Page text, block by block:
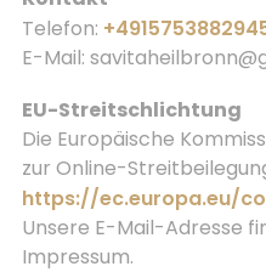
Telefon:
E-Mail:
EU-Streitschlichtung
Die Europäische
zur Online-
https://ec.europa.eu/
Unsere E-Mail-Adresse
Impressum.